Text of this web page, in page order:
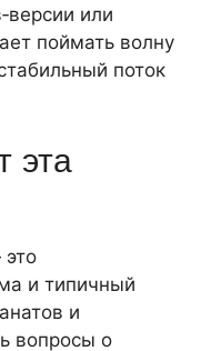
или
поймать волну
поток
эта
и типичный
и
вопросы о